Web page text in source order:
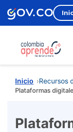
Estás aquí
Inicio Recursos
Plataformas